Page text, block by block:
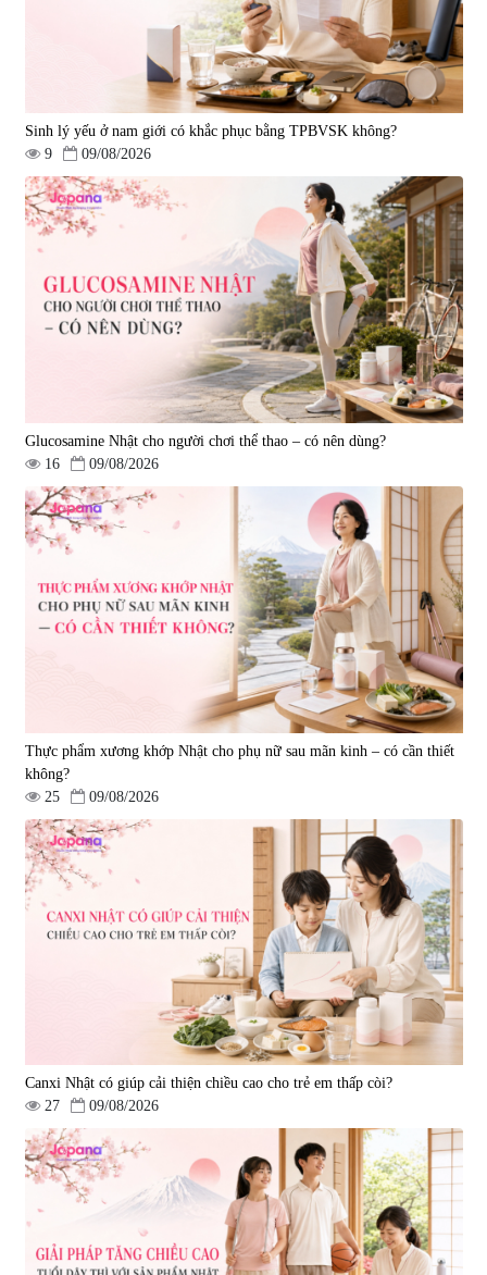
Viên uống bổ gan Ribeto Shoji
Hepaclean 60 viên
690.000 đ
Viên uống hỗ trợ cải thiện thoát
vị đĩa đệm Kyoto Has 30 viên
|14.560
1.600.000 đ
Viên uống hỗ trợ giấc ngủ Fujina
Sleepy Nhật Bản 80 viên
Viên uống phòng ngừa & hỗ trợ
điều trị đột quỵ Biken Kinase
Gold 60 viên
|0
1.570.000 đ
Sinh lý yếu ở nam giới có khắc phục bằng TPBVSK không?
9
09/08/2026
Glucosamine Nhật cho người chơi thể thao – có nên dùng?
16
09/08/2026
Thực phẩm xương khớp Nhật cho phụ nữ sau mãn kinh – có cần thiết
không?
25
09/08/2026
Canxi Nhật có giúp cải thiện chiều cao cho trẻ em thấp còi?
27
09/08/2026